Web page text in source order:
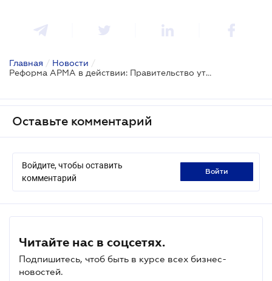
Главная / Новости /
Реформа АРМА в действии: Правительство утвердило пакет постановлений для запуска новых правил управления арестованными активами
Оставьте комментарий
Войдите, чтобы оставить
комментарий
войти
Читайте нас в соцсетях.
Подпишитесь, чтоб быть в курсе всех бизнес-
новостей.